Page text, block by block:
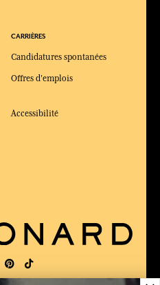
CARRIÈRES
Candidatures spontanées
Offres d'emplois
Accessibilité